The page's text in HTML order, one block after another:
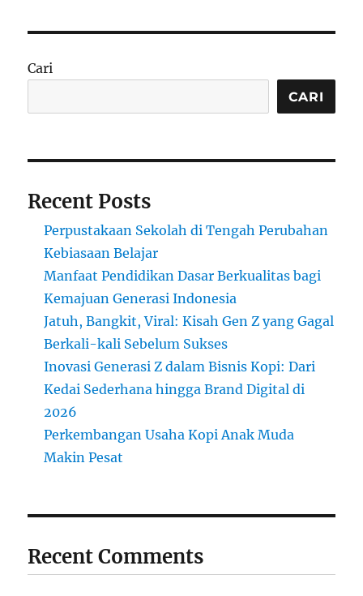
Tubuh
Tengah
Pola
yang
Cari
CARI
Recent Posts
Perpustakaan Sekolah di Tengah Perubahan
Kebiasaan Belajar
Manfaat Pendidikan Dasar Berkualitas bagi
Kemajuan Generasi Indonesia
Jatuh, Bangkit, Viral: Kisah Gen Z yang Gagal
Berkali-kali Sebelum Sukses
Inovasi Generasi Z dalam Bisnis Kopi: Dari
Kedai Sederhana hingga Brand Digital di
2026
Perkembangan Usaha Kopi Anak Muda
Makin Pesat
Recent Comments